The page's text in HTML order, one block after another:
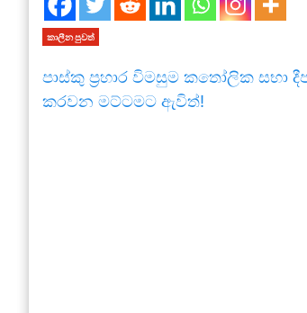
කාලීන පුවත්
පාස්කු ප්‍රහාර විමසුම කතෝලික සභා
කරවන මට්ටමට ඇවිත්!